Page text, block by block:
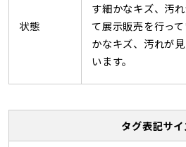
状態
す細かなキズ、汚
て展示販売を行っ
かなキズ、汚れが
います。
タグ表記サイ